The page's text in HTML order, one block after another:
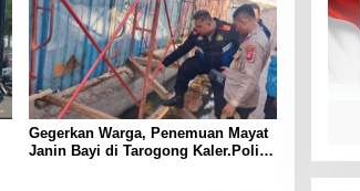
Gegerkan Warga, Penemuan Mayat
Janin Bayi di Tarogong Kaler.Polisi